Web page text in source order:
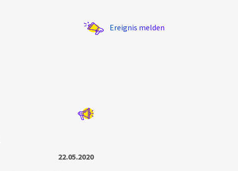
Ereignis melden
22.05.2020